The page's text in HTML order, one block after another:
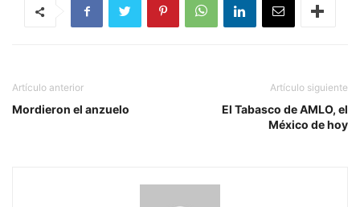
Artículo anterior
Mordieron el anzuelo
Artículo siguiente
El Tabasco de AMLO, el
México de hoy